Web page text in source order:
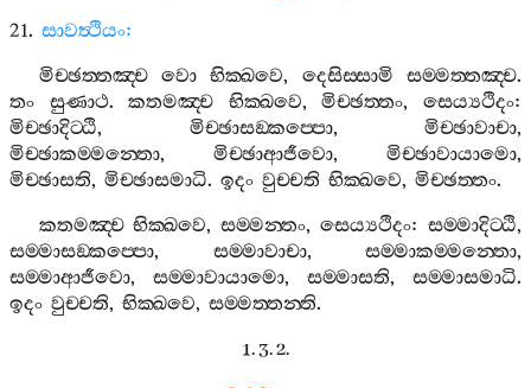
21. සාවත්‍ථියං:
මිච‍්ඡත‍්තඤ‍්ච වො භික‍්ඛවෙ, දෙසිස‍්සාමි සම‍්මත‍්තඤ‍්ච.
තං
සුණාථ.කතමඤ‍්ච භික‍්ඛවෙ,මිච‍්ඡත‍්තං,සෙය්‍යථිදං:
මිච‍්ඡාදිට‍්ඨි, මිච‍්ඡාසඞ‍්කප‍්පො, මිච‍්ඡාවාචා,
මිච‍්ඡාකම‍්මන‍්තො, මිච‍්ඡාආජීවො, මිච‍්ඡාවායාමො,
මිච‍්ඡාසති, මිච‍්ඡාසමාධි. ඉදං වුච‍්චති භික‍්ඛවෙ, මිච‍්ඡත‍්තං.
කතමඤ‍්ච භික‍්ඛවෙ,සම‍්මන‍්තං,සෙය්‍යථිදං: සම‍්මාදිට‍්ඨි,
සම‍්මාසඞ‍්කප‍්පො, සම‍්මාවාචා, සම‍්මාකම‍්මන‍්තො,
සම‍්මාආජීවො, සම‍්මාවායාමො, සම‍්මාසති, සම‍්මාසමාධි.
ඉදං වුච‍්චති, භික‍්ඛවෙ, සම‍්මත‍්තන‍්ති.
1. 3. 2.